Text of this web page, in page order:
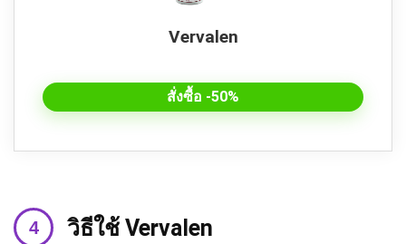
Vervalen
สั่งซื้อ -50%
วิธีใช้ Vervalen